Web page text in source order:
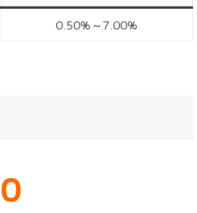
0.50％～7.00％